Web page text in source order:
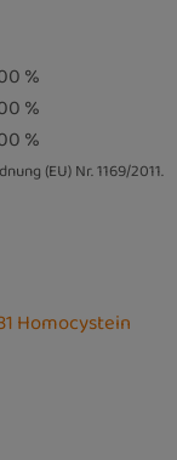
%
%
%
(EU) Nr. 1169/2011.
Homocystein